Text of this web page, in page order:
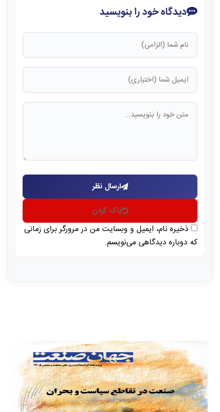
دیدگاه خود را بنویسید
ارسال نظر
پاک کردن
ذخیره نام، ایمیل و وبسایت من در مرورگر برای زمانی
که دوباره دیدگاهی می‌نویسم.